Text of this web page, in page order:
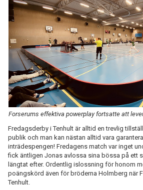
BILDGALLERI
DOKUMENT
KONTAKT
Forserums effektiva powerplay fortsatte att
Fredagsderby i Tenhult är alltid en trevlig
publik och man kan nästan alltid vara
inträdespengen! Fredagens match var inget
fick äntligen Jonas avlossa sina bössa på ett
längtat efter. Ordentlig islossning för honom
poängskörd även för bröderna Holmberg när
Tenhult.